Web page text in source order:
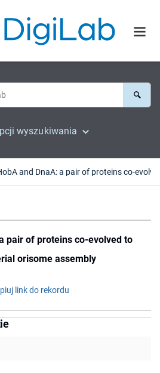
wyszukiwania
pair of proteins co-evolved to
orisome assembly
link do rekordu